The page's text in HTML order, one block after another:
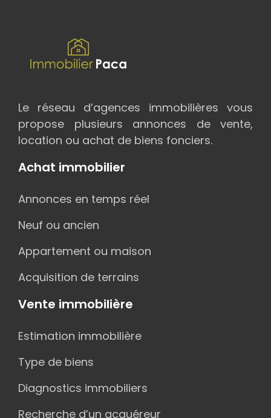
Le réseau d’agences immobilières vous
propose plusieurs annonces de vente,
location ou achat de biens fonciers.
Achat immobilier
Annonces en temps réel
Neuf ou ancien
Appartement ou maison
Acquisition de terrains
Vente immobilière
Estimation immobilière
Type de biens
Diagnostics immobiliers
Recherche d’un acquéreur